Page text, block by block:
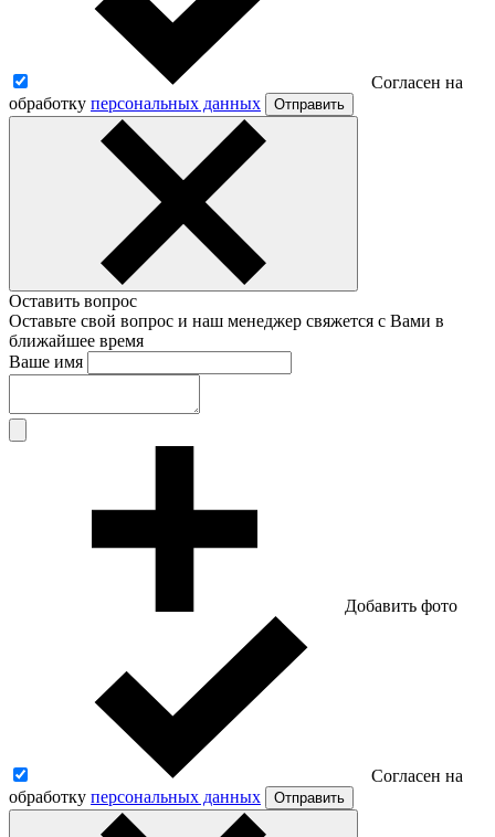
Согласен на
обработку персональных данных Отправить
Оставить вопрос
Оставьте свой вопрос и наш менеджер свяжется с Вами в
ближайшее время
Ваше имя
Добавить фото
Согласен на
обработку персональных данных Отправить